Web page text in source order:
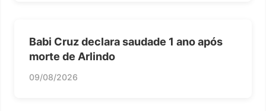
Babi Cruz declara saudade 1 ano após
morte de Arlindo
09/08/2026